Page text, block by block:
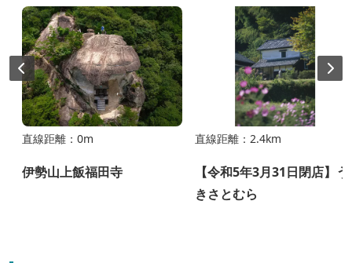
直線距離：0m
伊勢山上飯福田寺
直線距離：2.4km
【令和5年3月31日閉店】う
きさとむら